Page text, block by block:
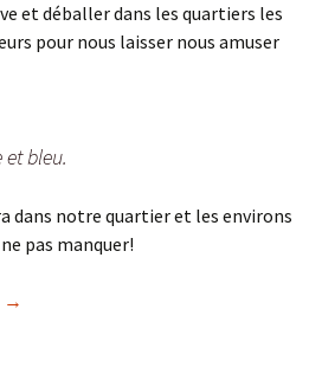
et déballer dans les quartiers les
pour nous laisser nous amuser
bleu.
dans notre quartier et les environs
pas manquer!
Le Ludobus est en route pour Sécheron!
→